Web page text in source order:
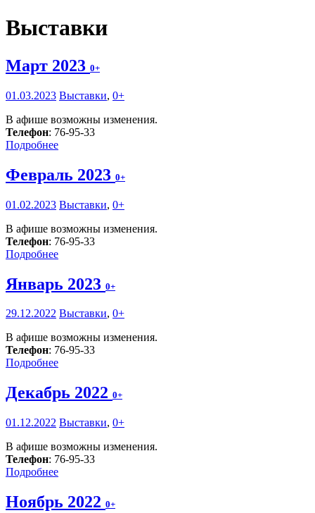
Выставки
Март 2023 0+
01.03.2023 Выставки, 0+
В афише возможны изменения.
Телефон: 76-95-33
Подробнее
Февраль 2023 0+
01.02.2023 Выставки, 0+
В афише возможны изменения.
Телефон: 76-95-33
Подробнее
Январь 2023 0+
29.12.2022 Выставки, 0+
В афише возможны изменения.
Телефон: 76-95-33
Подробнее
Декабрь 2022 0+
01.12.2022 Выставки, 0+
В афише возможны изменения.
Телефон: 76-95-33
Подробнее
Ноябрь 2022 0+